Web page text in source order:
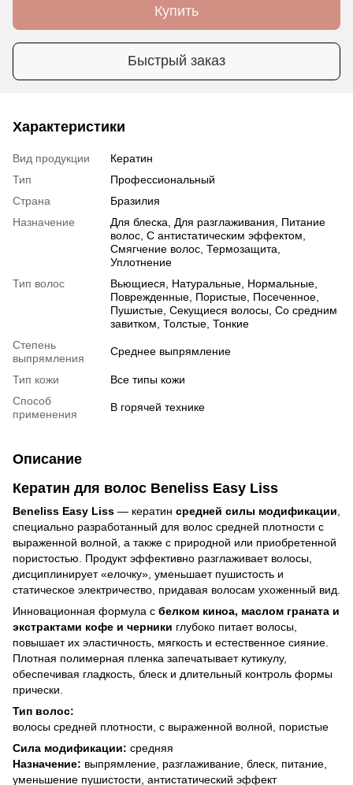
Купить
Быстрый заказ
Характеристики
Вид продукции
Кератин
Тип
Профессиональный
Страна
Бразилия
Назначение
Для блеска, Для разглаживания, Питание
волос, С антистатическим эффектом,
Смягчение волос, Термозащита,
Уплотнение
Тип волос
Вьющиеся, Натуральные, Нормальные,
Поврежденные, Пористые, Посеченное,
Пушистые, Секущиеся волосы, Со средним
завитком, Толстые, Тонкие
Степень
выпрямления
Среднее выпрямление
Тип кожи
Все типы кожи
Способ
применения
В горячей технике
Описание
Кератин для волос Beneliss Easy Liss
Beneliss Easy Liss — кератин средней силы модификации
специально разработанный для волос средней плотности с
выраженной волной, а также с природной или приобретенной
пористостью. Продукт эффективно разглаживает волосы,
дисциплинирует «елочку», уменьшает пушистость и
статическое электричество, придавая волосам ухоженный вид.
Инновационная формула с белком киноа, маслом граната и
экстрактами кофе и черники глубоко питает волосы,
повышает их эластичность, мягкость и естественное сияние.
Плотная полимерная пленка запечатывает кутикулу,
обеспечивая гладкость, блеск и длительный контроль формы
прически.
Тип волос:
волосы средней плотности, с выраженной волной, пористые
Сила модификации: средняя
Назначение: выпрямление, разглаживание, блеск, питание,
уменьшение пушистости, антистатический эффект